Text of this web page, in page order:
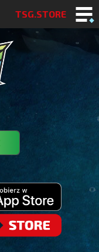
TSG.STORE